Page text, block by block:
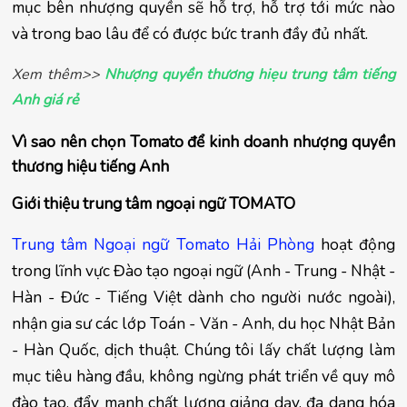
mục bên nhượng quyền sẽ hỗ trợ, hỗ trợ tới mức nào
và trong bao lâu để có được bức tranh đầy đủ nhất.
Xem thêm>> Nhượng quyền thương hiẹu trung tâm tiếng
Anh giá rẻ
Vì sao nên chọn Tomato để kinh doanh nhượng quyền
thương hiệu tiếng Anh
Giới thiệu trung tâm ngoại ngữ TOMATO
Trung tâm Ngoại ngữ Tomato Hải Phòng hoạt động
trong lĩnh vực Đào tạo ngoại ngữ (Anh - Trung - Nhật -
Hàn - Đức - Tiếng Việt dành cho người nước ngoài),
nhận gia sư các lớp Toán - Văn - Anh, du học Nhật Bản
- Hàn Quốc, dịch thuật. Chúng tôi lấy chất lượng làm
mục tiêu hàng đầu, không ngừng phát triển về quy mô